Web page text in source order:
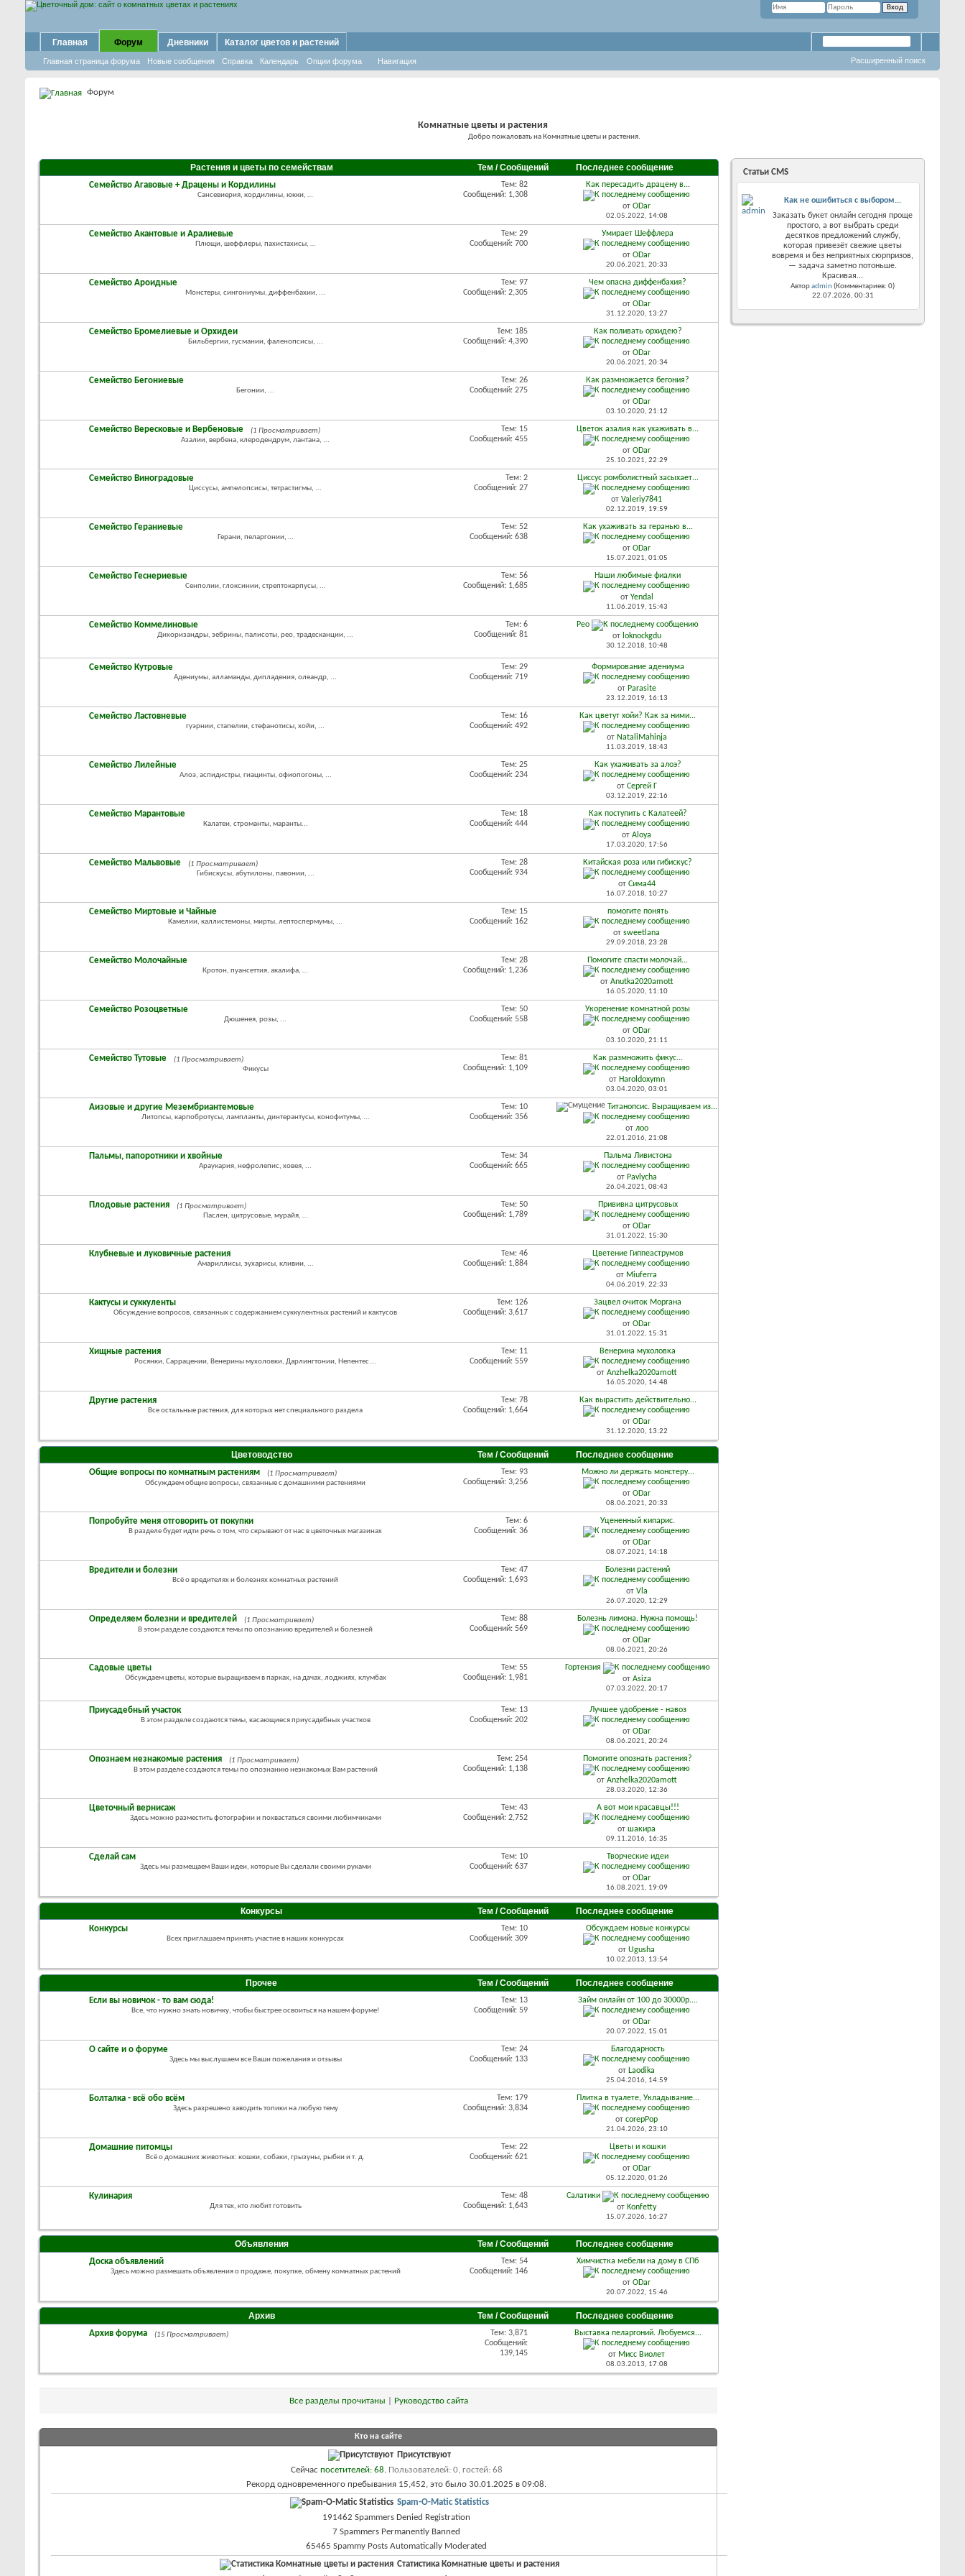
Главная Форум
Главная страница форума Новые сообщения Справка Календарь Опции форума Навигация
Дневники Каталог цветов и растений
Расширенный поиск
Форум
Комнатные цветы и растения
Добро пожаловать на Комнатные цветы и растения.
Растения и цветы по семействам Тем / Сообщений Последнее сообщение
Семейство Агавовые + Драцены и Кордилины
Сансевиерия, кордилины, юкки, …
Тем: 82
Сообщений: 1,308
Как пересадить драцену в...
отODar
02.05.2022, 14:08
Семейство Акантовые и Аралиевые
Плющи, шеффлеры, пахистахисы, …
Тем: 29
Сообщений: 700
Умирает Шеффлера
отODar
20.06.2021, 20:33
Семейство Ароидные
Монстеры, сингониумы, диффенбахии, ...
Тем: 97
Сообщений: 2,305
Чем опасна диффенбахия?
отODar
31.12.2020, 13:27
Семейство Бромелиевые и Орхидеи
Бильбергии, гусмании, фаленопсисы, ...
Тем: 185
Сообщений: 4,390
Как поливать орхидею?
отODar
20.06.2021, 20:34
Семейство Бегониевые
Бегонии, ...
Тем: 26
Сообщений: 275
Как размножается бегония?
отODar
03.10.2020, 21:12
Семейство Вересковые и Вербеновые
(1 Просматривает)
Азалии, вербена, клеродендрум, лантана, ...
Тем: 15
Сообщений: 455
Цветок азалия как ухаживать в...
отODar
25.10.2021, 22:29
Семейство Виноградовые
Циссусы, ампелопсисы, тетрастигмы, ...
Тем: 2
Сообщений: 27
Циссус ромболистный засыхает...
отValeriy7841
02.12.2019, 19:59
Семейство Гераниевые
Герани, пеларгонии, …
Тем: 52
Сообщений: 638
Как ухаживать за геранью в...
отODar
15.07.2021, 01:05
Семейство Геснериевые
Сенполии, глоксинии, стрептокарпусы, ...
Тем: 56
Сообщений: 1,685
Наши любимые фиалки
от Yendal
11.06.2019, 15:43
Семейство Коммелиновые
Дихоризандры, зебрины, палисоты, рео, традесканции, ...
Тем: 6
Сообщений: 81
Рео
от loknockgdu
30.12.2018, 10:48
Семейство Кутровые
Адениумы, алламанды, дипладения, олеандр, ...
Тем: 29
Сообщений: 719
Формирование адениума
от Parasite
23.12.2019, 16:13
Семейство Ластовневые
гуэрнии, стапелии, стефанотисы, хойи, ...
Тем: 16
Сообщений: 492
Как цветут хойи? Как за ними...
от NataliMahinja
11.03.2019, 18:43
Семейство Лилейные
Алоэ, аспидистры, гиацинты, офиопогоны, ...
Тем: 25
Сообщений: 234
Как ухаживать за алоэ?
от Сергей Г
03.12.2019, 22:16
Семейство Марантовые
Калатеи, строманты, маранты...
Тем: 18
Сообщений: 444
Как поступить с Калатеей?
отAloya
17.03.2020, 17:56
Семейство Мальвовые
(1 Просматривает)
Гибискусы, абутилоны, павонии, ...
Тем: 28
Сообщений: 934
Китайская роза или гибискус?
от Сима44
16.07.2018, 10:27
Семейство Миртовые и Чайные
Камелии, каллистемоны, мирты, лептоспермумы, ...
Тем: 15
Сообщений: 162
помогите понять
отsweetlana
29.09.2018, 23:28
Семейство Молочайные
Кротон, пуансеттия, акалифа, …
Тем: 28
Сообщений: 1,236
Помогите спасти молочай...
от Anutka2020amott
16.05.2020, 11:10
Семейство Розоцветные
Дюшенея, розы, ...
Тем: 50
Сообщений: 558
Укоренение комнатной розы
отODar
03.10.2020, 21:11
Семейство Тутовые
(1 Просматривает)
Фикусы
Тем: 81
Сообщений: 1,109
Как размножить фикус...
от Haroldoxymn
03.04.2020, 03:01
Аизовые и другие Мезембриантемовые
Литопсы, карпобротусы, лампланты, динтерантусы, конофитумы, ...
Тем: 10
Сообщений: 356
Титанопсис. Выращиваем из...
от лоо
22.01.2016, 21:08
Пальмы, папоротники и хвойные
Араукария, нефролепис, ховея, ...
Тем: 34
Сообщений: 665
Пальма Ливистона
от Pavlycha
26.04.2021, 08:43
Плодовые растения
(1 Просматривает)
Паслен, цитрусовые, мурайя, …
Тем: 50
Сообщений: 1,789
Прививка цитрусовых
отODar
31.01.2022, 15:30
Клубневые и луковичные растения
Амариллисы, эухарисы, кливии, ...
Тем: 46
Сообщений: 1,884
Цветение Гиппеаструмов
от Miuferra
04.06.2019, 22:33
Кактусы и суккуленты
Обсуждение вопросов, связанных с содержанием суккулентных растений и кактусов
Тем: 126
Сообщений: 3,617
Зацвел очиток Моргана
отODar
31.01.2022, 15:31
Хищные растения
Росянки, Саррацении, Венерины мухоловки, Дарлингтонии, Непентес …
Тем: 11
Сообщений: 559
Венерина мухоловка
от Anzhelka2020amott
16.05.2020, 14:48
Другие растения
Все остальные растения, для которых нет специального раздела
Тем: 78
Сообщений: 1,664
Как вырастить действительно...
отODar
31.12.2020, 13:22
Цветоводство Тем / Сообщений Последнее сообщение
Общие вопросы по комнатным растениям
(1 Просматривает)
Обсуждаем общие вопросы, связанные с домашними растениями
Тем: 93
Сообщений: 3,256
Можно ли держать монстеру...
отODar
08.06.2021, 20:33
Попробуйте меня отговорить от покупки
В разделе будет идти речь о том, что скрывают от нас в цветочных магазинах
Тем: 6
Сообщений: 36
Уцененный кипарис.
отODar
08.07.2021, 14:18
Вредители и болезни
Всё о вредителях и болезнях комнатных растений
Тем: 47
Сообщений: 1,693
Болезни растений
от Vla
26.07.2020, 12:29
Определяем болезни и вредителей
(1 Просматривает)
В этом разделе создаются темы по опознанию вредителей и болезней
Тем: 88
Сообщений: 569
Болезнь лимона. Нужна помощь!
отODar
08.06.2021, 20:26
Садовые цветы
Обсуждаем цветы, которые выращиваем в парках, на дачах, лоджиях, клумбах
Тем: 55
Сообщений: 1,981
Гортензия
от Asiza
07.03.2022, 20:17
Приусадебный участок
В этом разделе создаются темы, касающиеся приусадебных участков
Тем: 13
Сообщений: 202
Лучшее удобрение - навоз
отODar
08.06.2021, 20:24
Опознаем незнакомые растения
(1 Просматривает)
В этом разделе создаются темы по опознанию незнакомых Вам растений
Тем: 254
Сообщений: 1,138
Помогите опознать растения?
от Anzhelka2020amott
28.03.2020, 12:36
Цветочный вернисаж
Здесь можно разместить фотографии и похвастаться своими любимчиками
Тем: 43
Сообщений: 2,752
А вот мои красавцы!!!
отшакира
09.11.2016, 16:35
Сделай сам
Здесь мы размещаем Ваши идеи, которые Вы сделали своими руками
Тем: 10
Сообщений: 637
Творческие идеи
отODar
16.08.2021, 19:09
Конкурсы Тем / Сообщений Последнее сообщение
Конкурсы
Всех приглашаем принять участие в наших конкурсах
Тем: 10
Сообщений: 309
Обсуждаем новые конкурсы
отUgusha
10.02.2013, 13:54
Прочее Тем / Сообщений Последнее сообщение
Если вы новичок - то вам сюда!
Все, что нужно знать новичку, чтобы быстрее освоиться на нашем форуме!
Тем: 13
Сообщений: 59
Займ онлайн от 100 до 30000р....
отODar
20.07.2022, 15:01
О сайте и о форуме
Здесь мы выслушаем все Ваши пожелания и отзывы
Тем: 24
Сообщений: 133
Благодарность
от Laodika
25.04.2016, 14:59
Болталка - всё обо всём
Здесь разрешено заводить топики на любую тему
Тем: 179
Сообщений: 3,834
Плитка в туалете, Укладывание...
отcorepPop
21.04.2026, 23:10
Домашние питомцы
Всё о домашних животных: кошки, собаки, грызуны, рыбки и т. д.
Тем: 22
Сообщений: 621
Цветы и кошки
отODar
05.12.2020, 01:26
Кулинария
Для тех, кто любит готовить
Тем: 48
Сообщений: 1,643
Салатики
от Konfetty
15.07.2026, 16:27
Объявления Тем / Сообщений Последнее сообщение
Доска объявлений
Здесь можно размешать объявления о продаже, покупке, обмену комнатных растений
Тем: 54
Сообщений: 146
Химчистка мебели на дому в СПб
отODar
20.07.2022, 15:46
Архив Тем / Сообщений Последнее сообщение
Архив форума (15 Просматривает)
Тем: 3,871
Сообщений:
139,145
Выставка пеларгоний. Любуемся...
от Мисс Виолет
08.03.2013, 17:08
Все разделы прочитаны Руководство сайта
Кто на сайте
Присутствуют
Сейчас посетителей: 68. Пользователей: 0, гостей: 68
Рекорд одновременного пребывания 15,452, это было 30.01.2025 в 09:08.
Spam-O-Matic Statistics
191462 Spammers Denied Registration
7 Spammers Permanently Banned
65465 Spammy Posts Automatically Moderated
Статистика Комнатные цветы и растения
Статьи CMS
Как не ошибиться с выбором...
Заказать букет онлайн сегодня проще
простого, а вот выбрать среди
десятков предложений службу,
которая привезёт свежие цветы
вовремя и без неприятных сюрпризов,
— задача заметно потоньше.
Красивая...
Авторadmin (Комментариев: 0)
22.07.2026, 00:31